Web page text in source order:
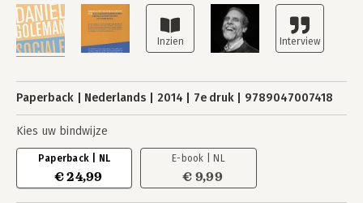
Paperback Nederlands 2014 7e druk 9789047007418
Kies uw bindwijze
Paperback | NL
€ 24,99
E-book | NL
€ 9,99